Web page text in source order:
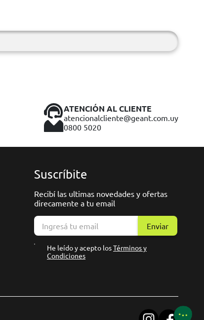
ATENCIÓN AL CLIENTE
atencionalcliente@geant.com.uy
0800 5020
Suscríbite
Recibí las ultimas novedades y ofertas
direcamente a tu email
Enviar
He leído y acepto losTérminos y
Condiciones